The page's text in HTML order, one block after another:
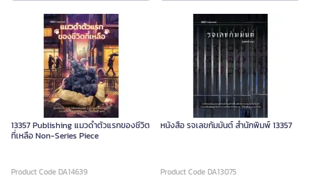
13357 Publishing แมวดําตัวแรกของชีวิต
ที่เหลือ Non-Series Piece
Product Code DA14639
หนังสือ รจเลขกัมมันต์ สำนักพิมพ์ 13357
Product Code DA13075